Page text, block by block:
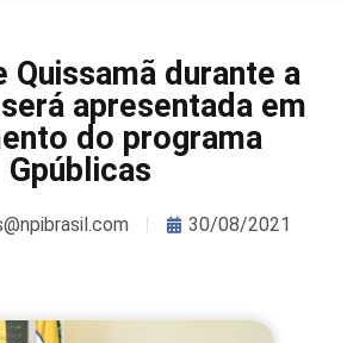
Quissamã durante a
apresentada em
do programa
Gpúblicas
30/08/2021